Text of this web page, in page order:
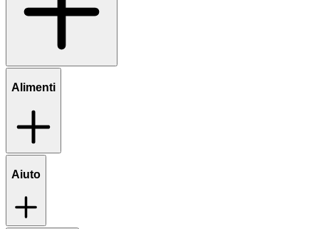
Alimenti
Aiuto